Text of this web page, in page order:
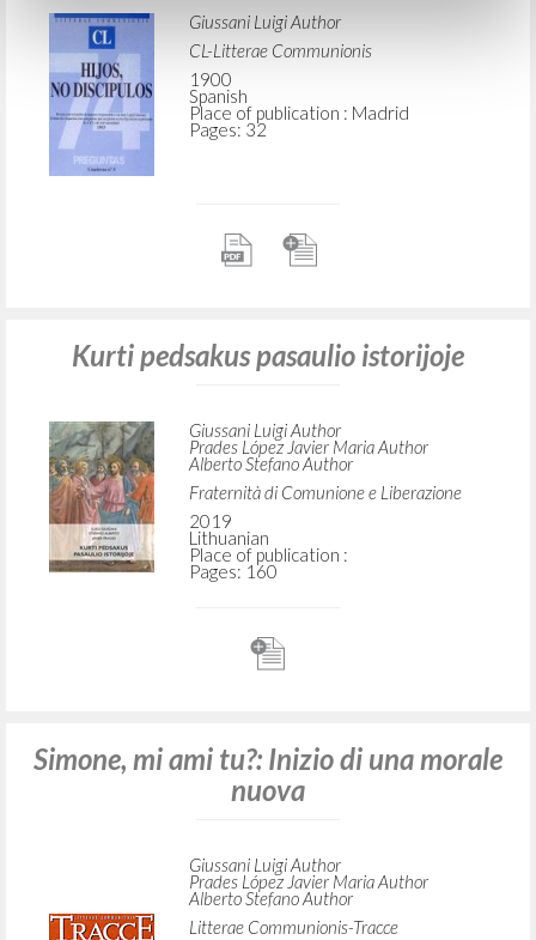
Giussani Luigi Author
CL-Litterae Communionis
1900
Spanish
Place of publication : Madrid
Pages: 32
Kurti pedsakus pasaulio istorijoje
Giussani Luigi Author
Prades López Javier Maria Author
Alberto Stefano Author
Fraternità di Comunione e Liberazione
2019
Lithuanian
Place of publication :
Pages: 160
Simone, mi ami tu?: Inizio di una morale
nuova
Giussani Luigi Author
Prades López Javier Maria Author
Alberto Stefano Author
Litterae Communionis-Tracce